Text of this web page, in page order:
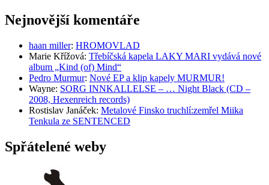
Nejnovější komentáře
haan miller: HROMOVLAD
Marie Křížová: Třebíčská kapela LAKY MARI vydává nové
album „Kind (of) Mind“
Pedro Murmur: Nové EP a klip kapely MURMUR!
Wayne: SORG INNKALLELSE – … Night Black (CD –
2008, Hexenreich records)
Rostislav Janáček: Metalové Finsko truchlí:zemřel Miika
Tenkula ze SENTENCED
Spřátelené weby